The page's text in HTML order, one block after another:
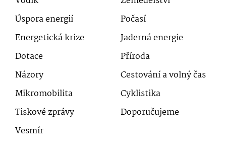
Úspora energií
Počasí
Energetická krize
Jaderná energie
Dotace
Příroda
Názory
Cestování a volný čas
Mikromobilita
Cyklistika
Tiskové zprávy
Doporučujeme
Vesmír